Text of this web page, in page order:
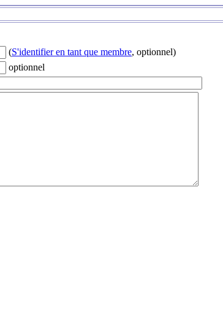
(S'identifier en tant que membre, optionnel)
optionnel